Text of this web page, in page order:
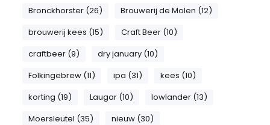
Bronckhorster (26)
Brouwerij de Molen (12)
brouwerij kees (15)
Craft Beer (10)
craftbeer (9)
dry january (10)
Folkingebrew (11)
ipa (31)
kees (10)
korting (19)
Laugar (10)
lowlander (13)
Moersleutel (35)
nieuw (30)